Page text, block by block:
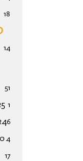
18
14
51
1
6
4
17